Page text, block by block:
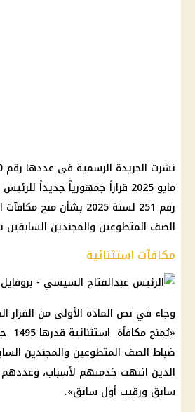
مايو 2025 قراراً جمهورياً جديداً
رقم 251 لسنة 2025 بشأن
الصف المتطوعين والمجندين السابقين
مكافآت استثنائية
وجاء في نص المادة الأولى من القرار
ضباط الصف المتطوعين والمجندين
الذين انتهت خدمتهم لأسباب،
سابق ورقيب أول سابق».